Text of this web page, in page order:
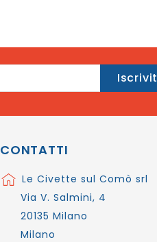
CONTATTI
Le Civette sul Comò srl
Via V. Salmini, 4
20135 Milano
Milano